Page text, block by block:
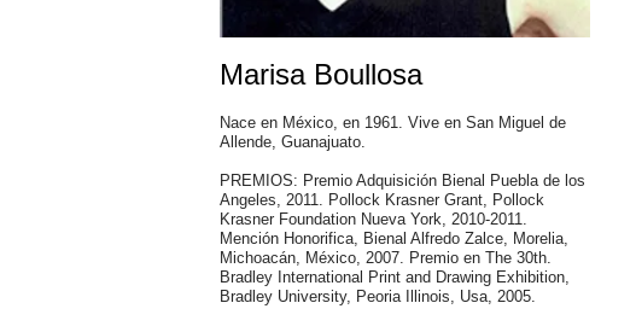
Marisa Boullosa
Nace en México, en 1961. Vive en San Miguel de
Allende, Guanajuato.
PREMIOS: Premio Adquisición Bienal Puebla de los
Angeles, 2011. Pollock Krasner Grant, Pollock
Krasner Foundation Nueva York, 2010-2011.
Mención Honorifica, Bienal Alfredo Zalce, Morelia,
Michoacán, México, 2007. Premio en The 30th.
Bradley International Print and Drawing Exhibition,
Bradley University, Peoria Illinois, Usa, 2005.